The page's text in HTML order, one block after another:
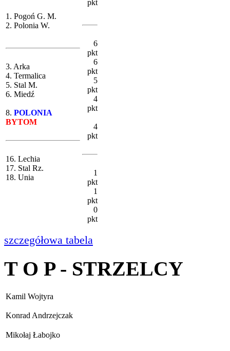
1. Pogoń G. M.
2. Polonia W.
3. Arka
4. Termalica
5. Stal M.
6. Miedź
8. POLONIA
BYTOM
16. Lechia
17. Stal Rz.
18. Unia
pkt
6
pkt
6
pkt
5
pkt
4
pkt
4
pkt
1
pkt
1
pkt
0
pkt
szczegółowa tabela
T O P - STRZELCY
Kamil Wojtyra
Konrad Andrzejczak
Mikołaj Łabojko